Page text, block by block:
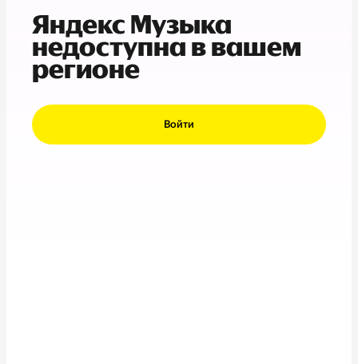
Яндекс Музыка
недоступна в вашем
регионе
Войти